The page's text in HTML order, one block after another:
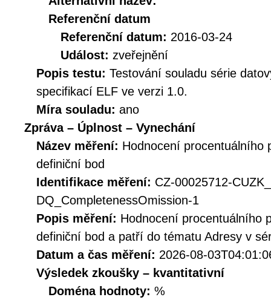
Referenční datum
Referenční datum: 2016-03-24
Událost: zveřejnění
Popis testu: Testování souladu série
specifikací ELF ve verzi 1.0.
Míra souladu: ano
Zpráva – Úplnost – Vynechání
Název měření: Hodnocení procentuálního
definiční bod
Identifikace měření: CZ-00025712-
DQ_CompletenessOmission-1
Popis měření: Hodnocení procentuálního
definiční bod a patří do tématu Adresy v
Datum a čas měření: 2026-08-
Výsledek zkoušky – kvantitativní
Doména hodnoty: %